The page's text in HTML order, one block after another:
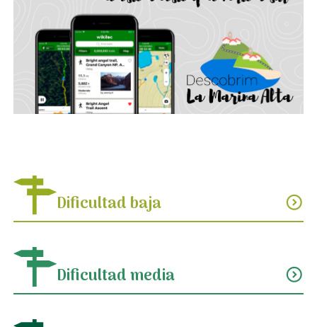
Dificultad baja expand_circle_down
Dificultad media expand_circle_down